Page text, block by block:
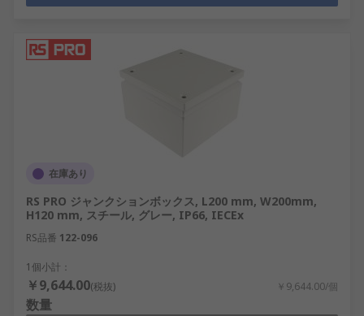
在庫あり
RS PRO ジャンクションボックス, L200 mm, W200mm,
H120 mm, スチール, グレー, IP66, IECEx
RS品番 122-096
1個小計：
￥9,644.00(税抜) ￥9,644.00/個
数量